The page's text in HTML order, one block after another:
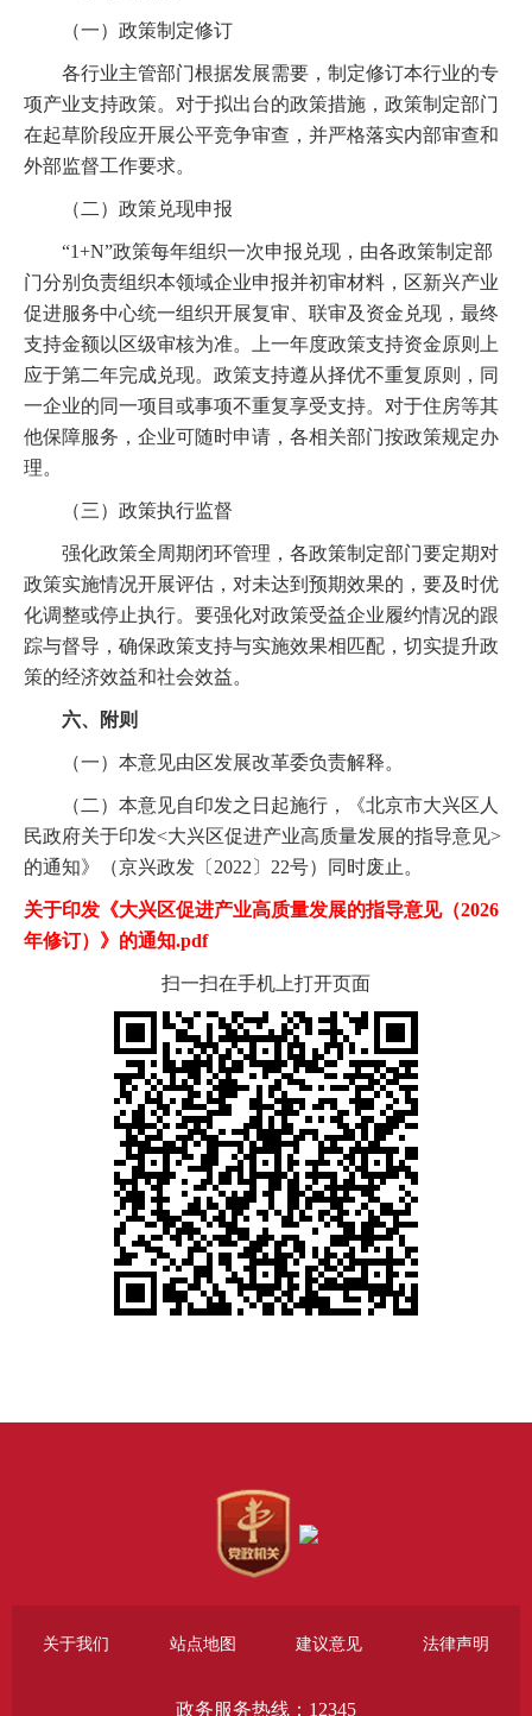
（一）政策制定修订
各行业主管部门根据发展需要，制定修订本行业的专
项产业支持政策。对于拟出台的政策措施，政策制定部门
在起草阶段应开展公平竞争审查，并严格落实内部审查和
外部监督工作要求。
（二）政策兑现申报
“1+N”政策每年组织一次申报兑现，由各政策制定部
门分别负责组织本领域企业申报并初审材料，区新兴产业
促进服务中心统一组织开展复审、联审及资金兑现，最终
支持金额以区级审核为准。上一年度政策支持资金原则上
应于第二年完成兑现。政策支持遵从择优不重复原则，同
一企业的同一项目或事项不重复享受支持。对于住房等其
他保障服务，企业可随时申请，各相关部门按政策规定办
理。
（三）政策执行监督
强化政策全周期闭环管理，各政策制定部门要定期对
政策实施情况开展评估，对未达到预期效果的，要及时优
化调整或停止执行。要强化对政策受益企业履约情况的跟
踪与督导，确保政策支持与实施效果相匹配，切实提升政
策的经济效益和社会效益。
六、附则
（一）本意见由区发展改革委负责解释。
（二）本意见自印发之日起施行，《北京市大兴区人
民政府关于印发<大兴区促进产业高质量发展的指导意见>
的通知》（京兴政发〔2022〕22号）同时废止。
关于印发《大兴区促进产业高质量发展的指导意见（2026
年修订）》的通知.pdf
扫一扫在手机上打开页面
关于我们 站点地图 建议意见 法律声明
政务服务热线：12345